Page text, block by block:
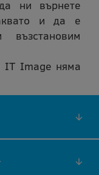
ни върнете
и да е
IT Image няма
КАСЕТА